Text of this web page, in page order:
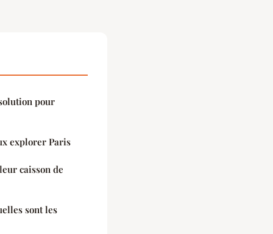
pour
explorer Paris
caisson de
sont les